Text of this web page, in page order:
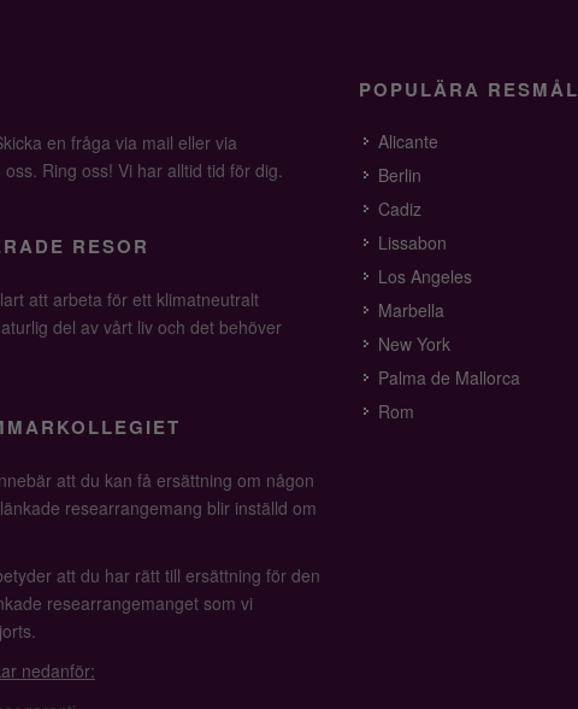
en fråga via mail eller via
Ring oss! Vi har alltid tid för dig.
RESOR
att arbeta för ett klimatneutralt
del av vårt liv och det behöver
att du kan få ersättning om någon
researrangemang blir inställd om
att du har rätt till ersättning för den
researrangemanget som vi
nedanför:
POPULÄRA RESMÅL
Alicante
Berlin
Cadiz
Lissabon
Los Angeles
Marbella
New York
Palma de Mallorca
Rom